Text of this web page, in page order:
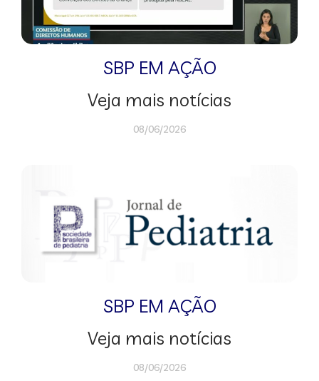
SBP EM AÇÃO
Veja mais notícias
08/06/2026
SBP EM AÇÃO
Veja mais notícias
08/06/2026